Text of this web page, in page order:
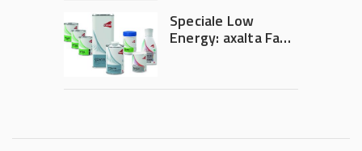
accelerare la
rivoluzione
dell’auto elettrica
Speciale Low
Energy: axalta Fast
riduce consumi
produttività in